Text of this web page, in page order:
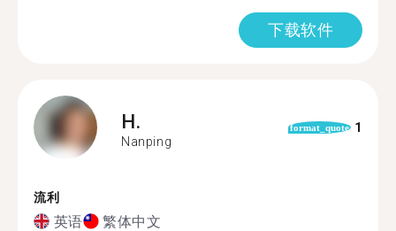
下载软件
H.
Nanping
format_quote 1
流利
英语 繁体中文